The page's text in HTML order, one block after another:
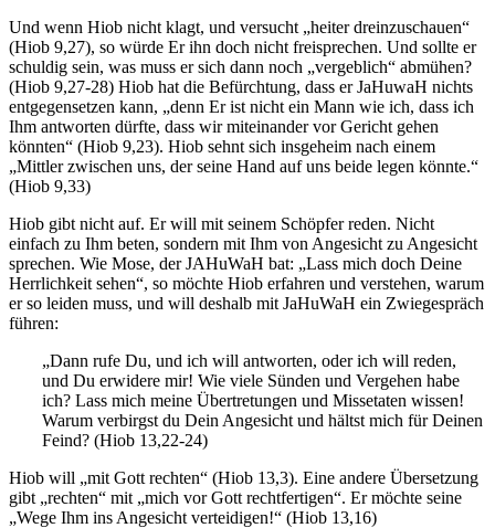
Und wenn Hiob nicht klagt, und versucht „heiter dreinzuschauen“
(Hiob 9,27), so würde Er ihn doch nicht freisprechen. Und sollte er
schuldig sein, was muss er sich dann noch „vergeblich“ abmühen?
(Hiob 9,27-28) Hiob hat die Befürchtung, dass er JaHuwaH nichts
entgegensetzen kann, „denn Er ist nicht ein Mann wie ich, dass ich
Ihm antworten dürfte, dass wir miteinander vor Gericht gehen
könnten“ (Hiob 9,23). Hiob sehnt sich insgeheim nach einem
„Mittler zwischen uns, der seine Hand auf uns beide legen könnte.“
(Hiob 9,33)
Hiob gibt nicht auf. Er will mit seinem Schöpfer reden. Nicht
einfach zu Ihm beten, sondern mit Ihm von Angesicht zu Angesicht
sprechen. Wie Mose, der JAHuWaH bat: „Lass mich doch Deine
Herrlichkeit sehen“, so möchte Hiob erfahren und verstehen, warum
er so leiden muss, und will deshalb mit JaHuWaH ein Zwiegespräch
führen:
„Dann rufe Du, und ich will antworten, oder ich will reden,
und Du erwidere mir! Wie viele Sünden und Vergehen habe
ich? Lass mich meine Übertretungen und Missetaten wissen!
Warum verbirgst du Dein Angesicht und hältst mich für Deinen
Feind? (Hiob 13,22-24)
Hiob will „mit Gott rechten“ (Hiob 13,3). Eine andere Übersetzung
gibt „rechten“ mit „mich vor Gott rechtfertigen“. Er möchte seine
„Wege Ihm ins Angesicht verteidigen!“ (Hiob 13,16)